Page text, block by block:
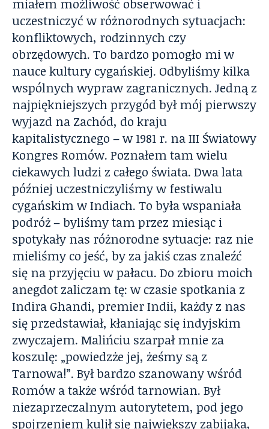
miałem możliwość obserwować i
uczestniczyć w różnorodnych sytuacjach:
konfliktowych, rodzinnych czy
obrzędowych. To bardzo pomogło mi w
nauce kultury cygańskiej. Odbyliśmy kilka
wspólnych wypraw zagranicznych. Jedną z
najpiękniejszych przygód był mój pierwszy
wyjazd na Zachód, do kraju
kapitalistycznego – w 1981 r. na III Światowy
Kongres Romów. Poznałem tam wielu
ciekawych ludzi z całego świata. Dwa lata
później uczestniczyliśmy w festiwalu
cygańskim w Indiach. To była wspaniała
podróż – byliśmy tam przez miesiąc i
spotykały nas różnorodne sytuacje: raz nie
mieliśmy co jeść, by za jakiś czas znaleźć
się na przyjęciu w pałacu. Do zbioru moich
anegdot zaliczam tę: w czasie spotkania z
Indira Ghandi, premier Indii, każdy z nas
się przedstawiał, kłaniając się indyjskim
zwyczajem. Malińciu szarpał mnie za
koszulę: „powiedzże jej, żeśmy są z
Tarnowa!”. Był bardzo szanowany wśród
Romów a także wśród tarnowian. Był
niezaprzeczalnym autorytetem, pod jego
spojrzeniem kulił się największy zabijaka,